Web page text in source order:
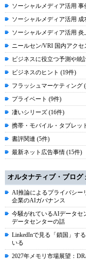
ソーシャルメディア活用 事
ソーシャルメディア活用 成
ソーシャルメディア活用 炎
ニールセン/VRI 国内アクセ
ビジネスに役立つ予測や統
ビジネスのヒント (19件)
フラッシュマーケティング
プライベート (9件)
凄いシリーズ (16件)
携帯・モバイル・タブレッ
書評関連 (5件)
最新ネット広告事情 (15件)
オルタナティブ・ブログ
AI推論によるプライバシー
企業のAIガバナンス
今騒がれているAIデータ
データセンターの話
LinkedInで見る「鎖国」す
いる
2027年メモリ市場展望：